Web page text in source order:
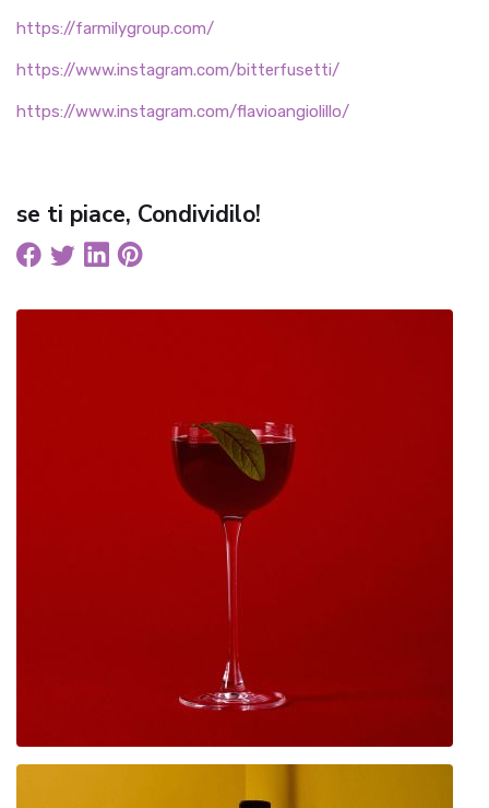
https://farmilygroup.com/
https://www.instagram.com/bitterfusetti/
https://www.instagram.com/flavioangiolillo/
se ti piace, Condividilo!